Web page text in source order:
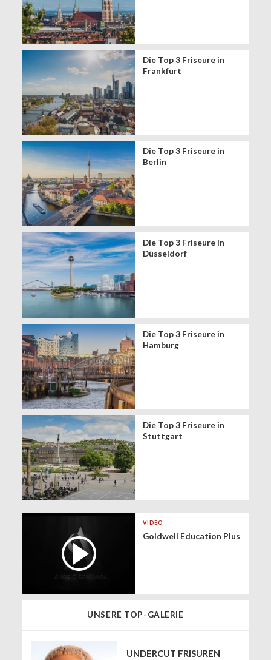
Die Top 3 Friseure in
Frankfurt
Die Top 3 Friseure in
Berlin
Die Top 3 Friseure in
Düsseldorf
Die Top 3 Friseure in
Hamburg
Die Top 3 Friseure in
Stuttgart
VIDEO
Goldwell Education Plus
UNSERE TOP-GALERIE
UNDERCUT FRISUREN